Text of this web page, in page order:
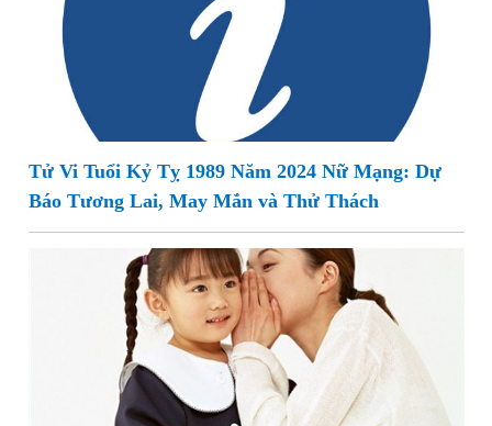
Tử Vi Tuổi Kỷ Tỵ 1989 Năm 2024 Nữ Mạng: Dự
Báo Tương Lai, May Mắn và Thử Thách